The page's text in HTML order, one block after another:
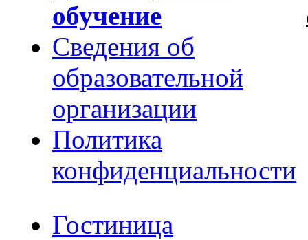
обучение
Сведения об
образовательной
организации
Политика
конфиденциальности
Гостиница